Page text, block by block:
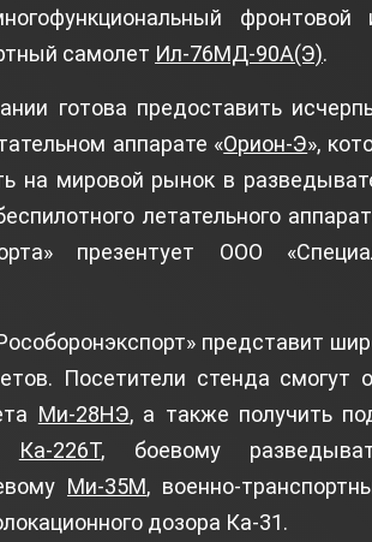
фронтовой
самолет Ил-76МД-90А(Э).
готова предоставить
аппарате «Орион-Э»,
на мировой рынок в
летательного
презентует ООО
представит
Посетители стенда смогут
Ми-28НЭ, а также получить
Ка-226Т, боевому
Ми-35М, военно-
дозора Ка-31.